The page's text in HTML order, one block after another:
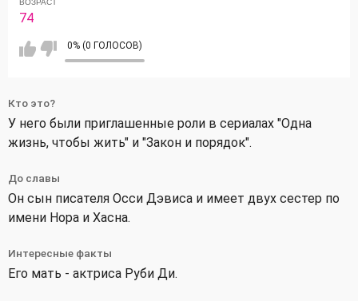
ВОЗРАСТ
74
0% (0 ГОЛОСОВ)
Кто это?
У него были приглашенные роли в сериалах "Одна
жизнь, чтобы жить" и "Закон и порядок".
До славы
Он сын писателя Осси Дэвиса и имеет двух сестер по
имени Нора и Хасна.
Интересные факты
Его мать - актриса Руби Ди.